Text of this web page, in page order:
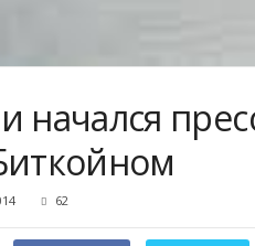
начался
62